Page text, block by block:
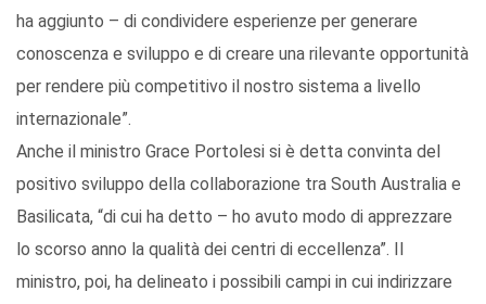
ha aggiunto – di condividere esperienze per generare
conoscenza e sviluppo e di creare una rilevante opportunità
per rendere più competitivo il nostro sistema a livello
internazionale”.
Anche il ministro Grace Portolesi si è detta convinta del
positivo sviluppo della collaborazione tra South Australia e
Basilicata, “di cui ha detto – ho avuto modo di apprezzare
lo scorso anno la qualità dei centri di eccellenza”. Il
ministro, poi, ha delineato i possibili campi in cui indirizzare